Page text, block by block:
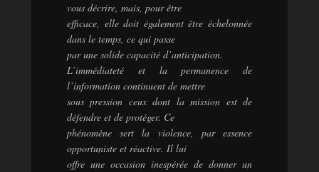
vous décrire, mais, pour être
efficace, elle doit également être échelonnée
dans le temps, ce qui passe
par une solide capacité d’anticipation.
L’immédiateté et la permanence de
l’information continuent de mettre
sous pression ceux dont la mission est de
défendre et de protéger. Ce
phénomène sert la violence, par essence
opportuniste et réactive. Il lui
offre une occasion inespérée de donner un